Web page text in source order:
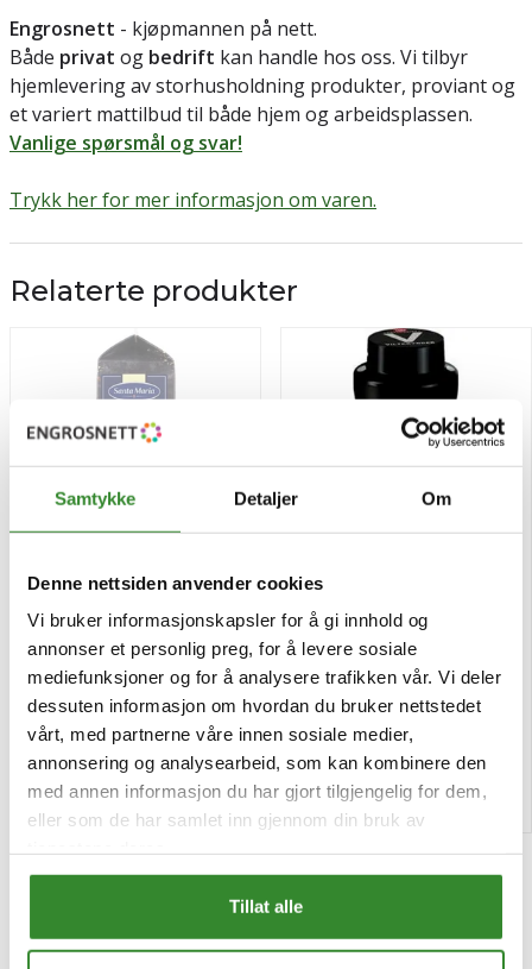
Samtykke Detaljer Om
Denne nettsiden anvender cookies
Vi bruker informasjonskapsler for å gi innhold og
annonser et personlig preg, for å levere sosiale
mediefunksjoner og for å analysere trafikken vår. Vi deler
dessuten informasjon om hvordan du bruker nettstedet
vårt, med partnerne våre innen sosiale medier,
annonsering og analysearbeid, som kan kombinere den
med annen informasjon du har gjort tilgjengelig for dem,
eller som de har samlet inn gjennom din bruk av
Tillat alle
Engrosnett - kjøpmannen på nett.
Både privat og bedrift kan handle hos oss. Vi tilbyr
hjemlevering av storhusholdning produkter, proviant og
et variert mattilbud til både hjem og arbeidsplassen.
Vanlige spørsmål og svar!
Trykk her for mer informasjon om varen.
Relaterte produkter
Persillade 720g
Pris
kr 93,85 /stk
Utsolgt
Les mer
Viltkrydder 400g
Pris
kr 99,33 /boks
Tilgjengelig
Kjøp